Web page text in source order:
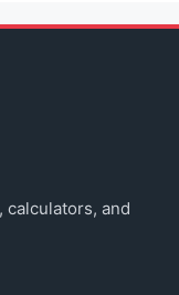
calculators, and